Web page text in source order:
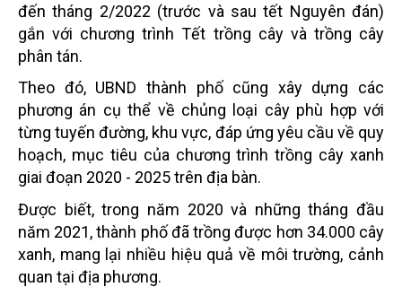
đến tháng 2/2022 (trước và sau tết Nguyên đán)
gắn với chương trình Tết trồng cây và trồng cây
phân tán.
Theo đó, UBND thành phố cũng xây dựng các
phương án cụ thể về chủng loại cây phù hợp với
từng tuyến đường, khu vực, đáp ứng yêu cầu về quy
hoạch, mục tiêu của chương trình trồng cây xanh
giai đoạn 2020 - 2025 trên địa bàn.
Được biết, trong năm 2020 và những tháng đầu
năm 2021, thành phố đã trồng được hơn 34.000 cây
xanh, mang lại nhiều hiệu quả về môi trường, cảnh
quan tại địa phương.